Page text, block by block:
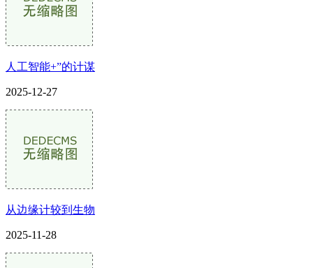
人工智能+”的计谋
2025-12-27
从边缘计较到生物
2025-11-28